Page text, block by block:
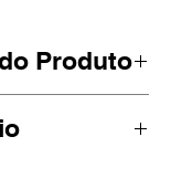
Produto
e formato